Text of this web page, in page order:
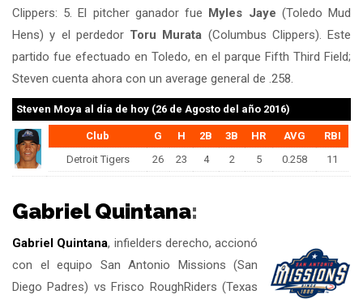
Clippers: 5. El pitcher ganador fue Myles Jaye (Toledo Mud
Hens) y el perdedor Toru Murata (Columbus Clippers). Este
partido fue efectuado en Toledo, en el parque Fifth Third Field;
Steven cuenta ahora con un average general de .258.
Steven Moya al día de hoy (26 de Agosto del año 2016)
Club G H 2B 3B HR AVG
RBI
Detroit Tigers
26 23 4 2 5 0.258 11
Gabriel Quintana:
Gabriel Quintana, infielders derecho, accionó
con el equipo San Antonio Missions (San
Diego Padres) vs Frisco RoughRiders (Texas